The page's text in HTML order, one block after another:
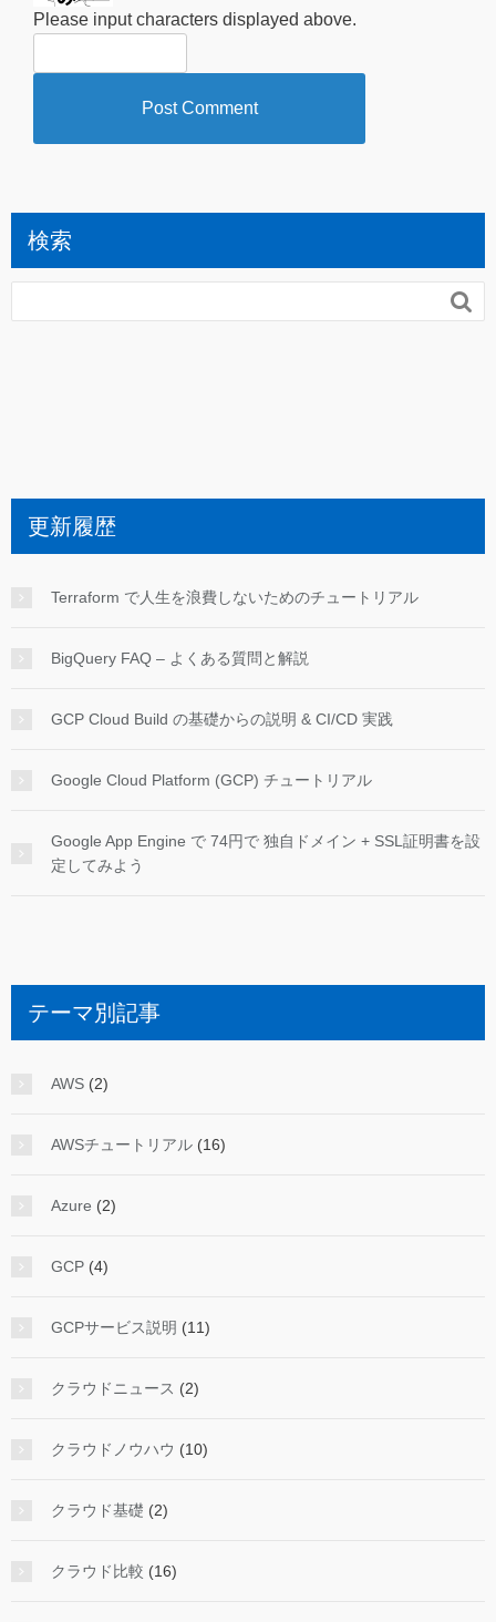
Please input characters displayed above.
検索

更新履歴
Terraform で人生を浪費しないためのチュートリアル
BigQuery FAQ – よくある質問と解説
GCP Cloud Build の基礎からの説明 & CI/CD 実践
Google Cloud Platform (GCP) チュートリアル
Google App Engine で 74円で 独自ドメイン + SSL証明書を設
定してみよう
テーマ別記事
AWS (2)
AWSチュートリアル (16)
Azure (2)
GCP (4)
GCPサービス説明 (11)
クラウドニュース (2)
クラウドノウハウ (10)
クラウド基礎 (2)
クラウド比較 (16)